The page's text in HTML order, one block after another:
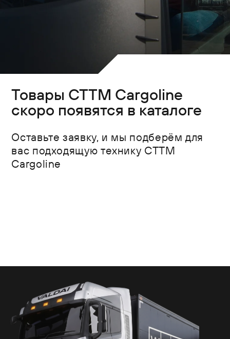
Товары CTTM Cargoline
скоро появятся в каталоге
Оставьте заявку, и мы подберём для
вас подходящую технику CTTM
Cargoline